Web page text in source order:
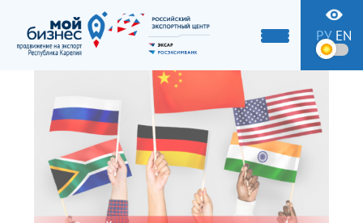
РУ EN